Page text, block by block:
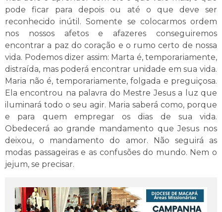
pode ficar para depois ou até o que deve ser
reconhecido inútil. Somente se colocarmos ordem
nos nossos afetos e afazeres conseguiremos
encontrar a paz do coração e o rumo certo de nossa
vida. Podemos dizer assim: Marta é, temporariamente,
distraída, mas poderá encontrar unidade em sua vida.
Maria não é, temporariamente, folgada e preguiçosa.
Ela encontrou na palavra do Mestre Jesus a luz que
iluminará todo o seu agir. Maria saberá como, porque
e para quem empregar os dias de sua vida.
Obedecerá ao grande mandamento que Jesus nos
deixou, o mandamento do amor. Não seguirá as
modas passageiras e as confusões do mundo. Nem o
jejum, se precisar.